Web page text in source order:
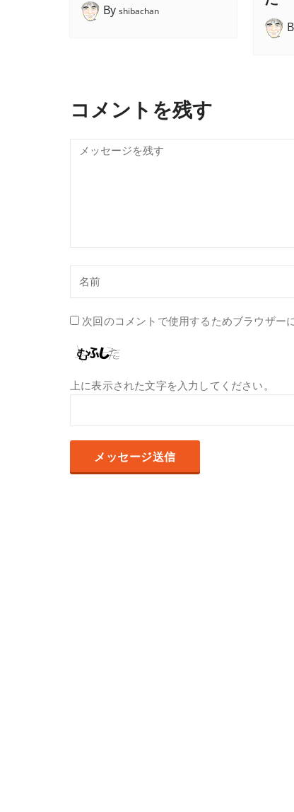
By shibachan
コメントを残す
次回のコメントで使用するためブラウザー
上に表示された文字を入力してください。